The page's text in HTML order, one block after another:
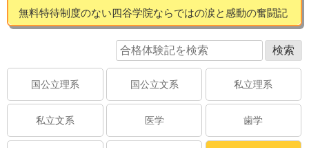
無料特待制度のない四谷学院ならではの涙と感動の奮闘記
国公立理系 国公立文系 私立理系
私立文系 医学 歯学